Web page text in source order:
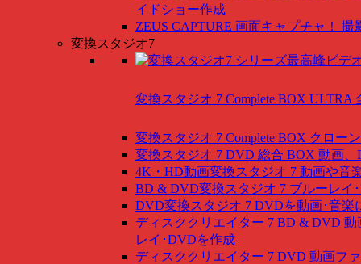
イドショー作成
ZEUS CAPTURE 画面キャプチャ！ 撮
変換スタジオ7
変換スタジオ 7 Complete BOX ULTRA
変換スタジオ 7 Complete BOX クロー
変換スタジオ 7 DVD 総合 BOX 動画、
4K・HD動画変換スタジオ 7 動画や音
BD & DVD変換スタジオ 7 ブルーレイ
DVD変換スタジオ 7 DVDを動画･音楽
ディスククリエイター 7 BD & DVD 動
レイ･DVDを作成
ディスククリエイター 7 DVD 動画フ